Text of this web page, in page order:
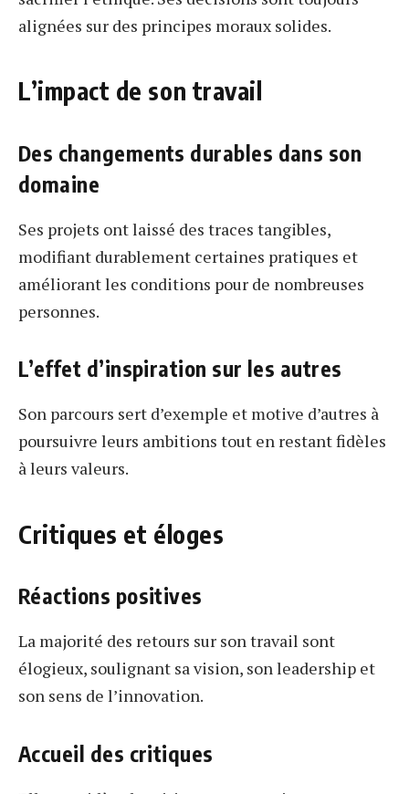
alignées sur des principes moraux solides.
L’impact de son travail
Des changements durables dans son
domaine
Ses projets ont laissé des traces tangibles,
modifiant durablement certaines pratiques et
améliorant les conditions pour de nombreuses
personnes.
L’effet d’inspiration sur les autres
Son parcours sert d’exemple et motive d’autres à
poursuivre leurs ambitions tout en restant fidèles
à leurs valeurs.
Critiques et éloges
Réactions positives
La majorité des retours sur son travail sont
élogieux, soulignant sa vision, son leadership et
son sens de l’innovation.
Accueil des critiques